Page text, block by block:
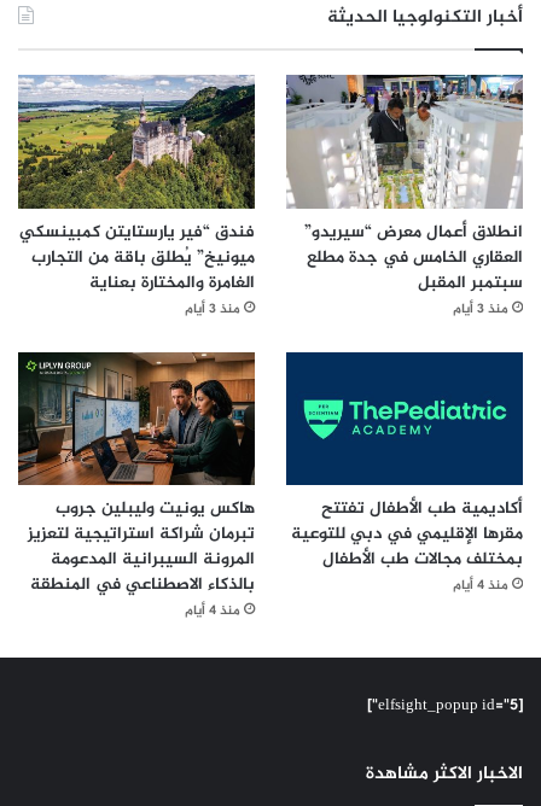
ف
ي
م
ن
ط
ق
ة
ا
ل
خ
ي
أخبار التكنولوجيا الحديثة
انطلاق أعمال معرض “سيريدو”
العقاري الخامس في جدة مطلع
سبتمبر المقبل
منذ 3 أيام
فندق “فير يارستايتن كمبينسكي
ميونيخ” يُطلق باقة من التجارب
الغامرة والمختارة بعناية
منذ 3 أيام
أكاديمية طب الأطفال تفتتح
مقرها الإقليمي في دبي للتوعية
بمختلف مجالات طب الأطفال
منذ 4 أيام
هاكس يونيت وليبلين جروب
تبرمان شراكة استراتيجية لتعزيز
المرونة السيبرانية المدعومة
بالذكاء الاصطناعي في المنطقة
منذ 4 أيام
[elfsight_popup id="5"]
الاخبار الاكثر مشاهدة